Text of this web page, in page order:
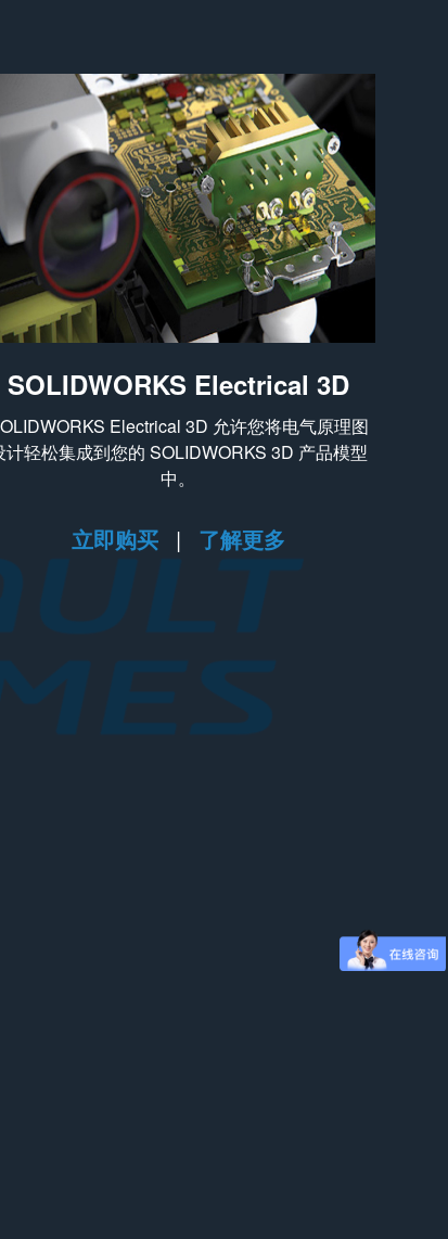
SOLIDWORKS Electrical 3D
Electrical 3D 允许您将电气原理图
计轻松集成到您的 SOLIDWORKS 3D 产品模型
中。
立即购买 | 了解更多